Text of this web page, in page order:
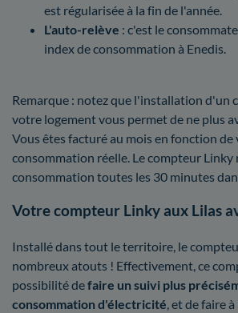
est régularisée à la fin de l'année.
L'auto-relève : c'est le
index de consommation à Enedis.
Remarque : notez que l'installation d'un
votre logement vous permet de ne plus
Vous êtes facturé au mois en fonction de
consommation réelle. Le compteur Linky
consommation toutes les 30 minutes
Votre compteur Linky aux Lilas
Installé dans tout le territoire, le
nombreux atouts ! Effectivement, ce
possibilité defaire un suivi plus
consommation d'électricité , et de faire